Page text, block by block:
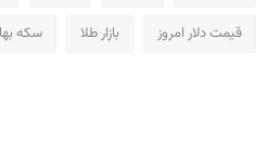
قیمت دلار امروز بازار طلا سکه